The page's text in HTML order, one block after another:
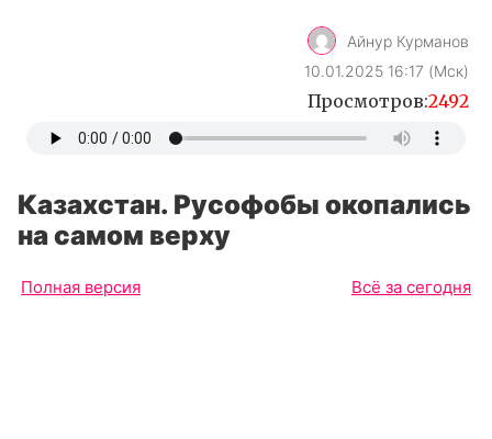
Айнур Курманов
10.01.2025 16:17 (Мск)
Просмотров:2492
Казахстан. Русофобы окопались
на самом верху
Полная версия Всё за сегодня